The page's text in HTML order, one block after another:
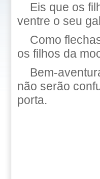
Eis que os
ventre o seu
Como
os filhos da
Bem-
não serão
porta.